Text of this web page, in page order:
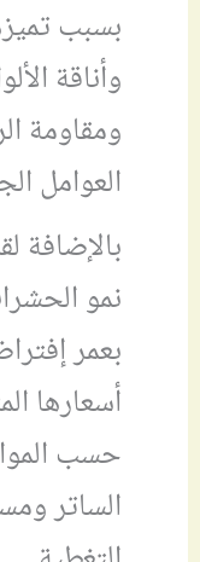
بسبب
وأناقة
ومقاومة
العوامل
بالإضافة
نمو
بعمر
أسعارها
حسب
الساتر